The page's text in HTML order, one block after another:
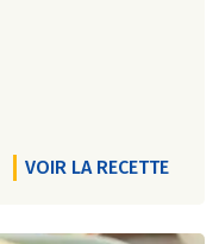
VOIR LA RECETTE